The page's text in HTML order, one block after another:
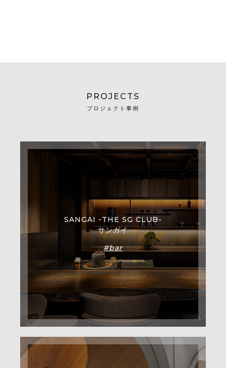
PROJECTS
プロジェクト事例
SANGAI -THE SG CLUB-
サンガイ
#bar